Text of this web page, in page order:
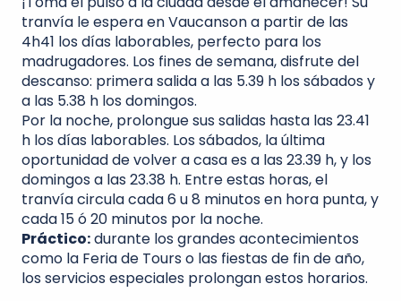
tranvía le espera en Vaucanson a partir de las
4h41 los días laborables, perfecto para los
madrugadores. Los fines de semana, disfrute del
descanso: primera salida a las 5.39 h los sábados y
a las 5.38 h los domingos.
Por la noche, prolongue sus salidas hasta las 23.41
h los días laborables. Los sábados, la última
oportunidad de volver a casa es a las 23.39 h, y los
domingos a las 23.38 h. Entre estas horas, el
tranvía circula cada 6 u 8 minutos en hora punta, y
cada 15 ó 20 minutos por la noche.
Práctico:durante los grandes acontecimientos
como la Feria de Tours o las fiestas de fin de año,
los servicios especiales prolongan estos horarios.